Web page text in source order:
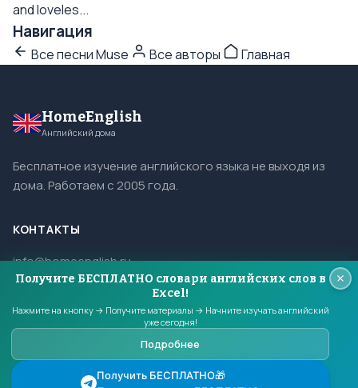
and loveles...
Навигация
Все песни Muse Все авторы Главная
HomeEnglish
Английский дома
Бесплатное изучение английского языка не выходя из
дома. Работаем с 2005 года.
КОНТАКТЫ
info@homeenglish.ru
ВКонтакте
© 2005–2026 HomeEnglish. Все права защищены.
Получите БЕСПЛАТНО словари английских слов в
Excel!
Нажмите на кнопку → Получите материалы → Начните изучать английский
уже сегодня!
Подробнее
Получить БЕСПЛАТНО🎁